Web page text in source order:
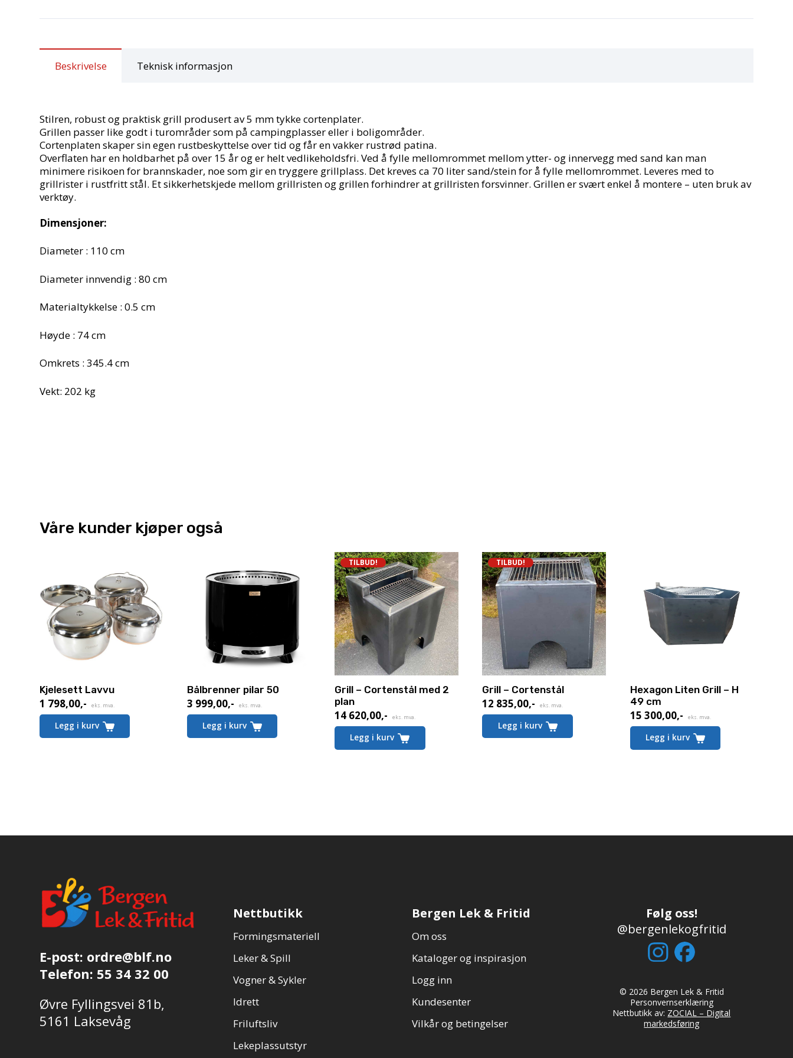
Beskrivelse Teknisk informasjon
Stilren, robust og praktisk grill produsert av 5 mm tykke cortenplater.
Grillen passer like godt i turområder som på campingplasser eller i boligområder.
Cortenplaten skaper sin egen rustbeskyttelse over tid og får en vakker rustrød patina.
Overflaten har en holdbarhet på over 15 år og er helt vedlikeholdsfri. Ved å fylle mellomrommet mellom ytter- og innervegg med sand kan man
minimere risikoen for brannskader, noe som gir en tryggere grillplass. Det kreves ca 70 liter sand/stein for å fylle mellomrommet. Leveres med to
grillrister i rustfritt stål. Et sikkerhetskjede mellom grillristen og grillen forhindrer at grillristen forsvinner. Grillen er svært enkel å montere – uten bruk av
verktøy.
Dimensjoner:
Diameter : 110 cm
Diameter innvendig : 80 cm
Materialtykkelse : 0.5 cm
Høyde : 74 cm
Omkrets : 345.4 cm
Vekt: 202 kg
Våre kunder kjøper også
Kjelesett Lavvu
1 798,00,- eks. mva.
Legg i kurv
Bålbrenner pilar 50
3 999,00,- eks. mva.
Legg i kurv
TILBUD!
Grill – Cortenstål med 2
plan
14 620,00,-
Nåværende
pris
eks. mva.
Legg i kurv
TILBUD!
Grill – Cortenstål
12 835,00,-
Nåværende
pris
eks. mva.
Legg i kurv
Hexagon Liten Grill – H
49 cm
15 300,00,- eks. mva.
Legg i kurv
E-post: ordre@blf.no
Telefon: 55 34 32 00
Øvre Fyllingsvei 81b,
5161 Laksevåg
Nettbutikk
Formingsmateriell
Leker & Spill
Vogner & Sykler
Idrett
Friluftsliv
Lekeplassutstyr
Bergen Lek & Fritid
Om oss
Kataloger og inspirasjon
Logg inn
Kundesenter
Vilkår og betingelser
Følg oss!
@bergenlekogfritid
© 2026 Bergen Lek & Fritid
Personvernserklæring
Nettbutikk av: ZOCIAL – Digital
markedsføring